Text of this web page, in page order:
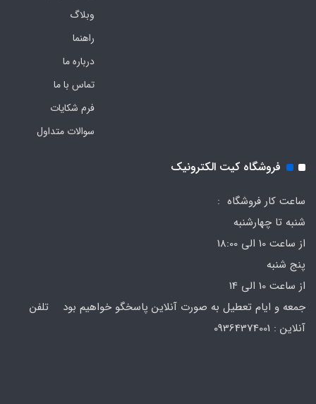
وبلاگ
راهنما
درباره ما
تماس با ما
فرم‌ شکایات
سوالات متداول
فروشگاه کیت الکترونیک
ساعت کار فروشگاه :
شنبه تا چهارشنبه
از ساعت 10 الی 18:00
پنج شنبه
از ساعت 10 الی 14
جمعه و ایام تعطیل به صورت آنلاین پاسخگو خواهیم بود تلفن